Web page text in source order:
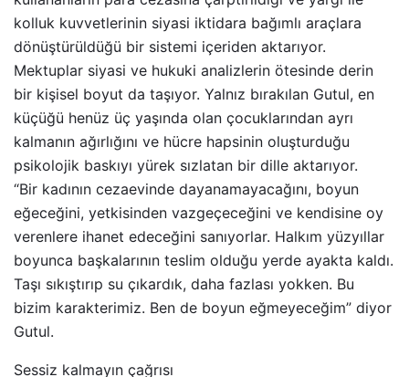
kolluk kuvvetlerinin siyasi iktidara bağımlı araçlara
dönüştürüldüğü bir sistemi içeriden aktarıyor.
Mektuplar siyasi ve hukuki analizlerin ötesinde derin
bir kişisel boyut da taşıyor. Yalnız bırakılan Gutul, en
küçüğü henüz üç yaşında olan çocuklarından ayrı
kalmanın ağırlığını ve hücre hapsinin oluşturduğu
psikolojik baskıyı yürek sızlatan bir dille aktarıyor.
“Bir kadının cezaevinde dayanamayacağını, boyun
eğeceğini, yetkisinden vazgeçeceğini ve kendisine oy
verenlere ihanet edeceğini sanıyorlar. Halkım yüzyıllar
boyunca başkalarının teslim olduğu yerde ayakta kaldı.
Taşı sıkıştırıp su çıkardık, daha fazlası yokken. Bu
bizim karakterimiz. Ben de boyun eğmeyeceğim” diyor
Gutul.
Sessiz kalmayın çağrısı